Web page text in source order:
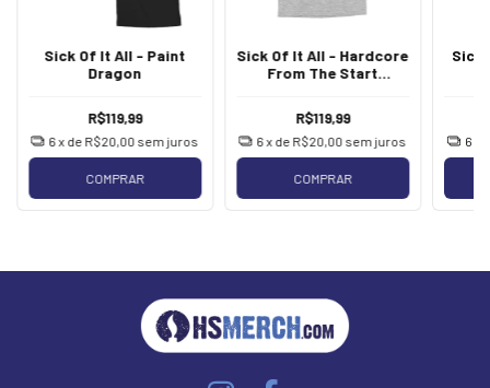
Sick Of It All - Paint
Dragon
R$119,99
6x de R$20,00 sem juros
COMPRAR
Sick Of It All - Hardcore
From The Start
R$119,99
6 x de R$20,00 sem juros
COMPRAR
Sick
6